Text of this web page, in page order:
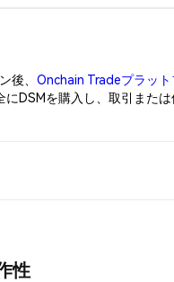
後、 Onchain Tradeプラット
DSMを購入し、取引または
性